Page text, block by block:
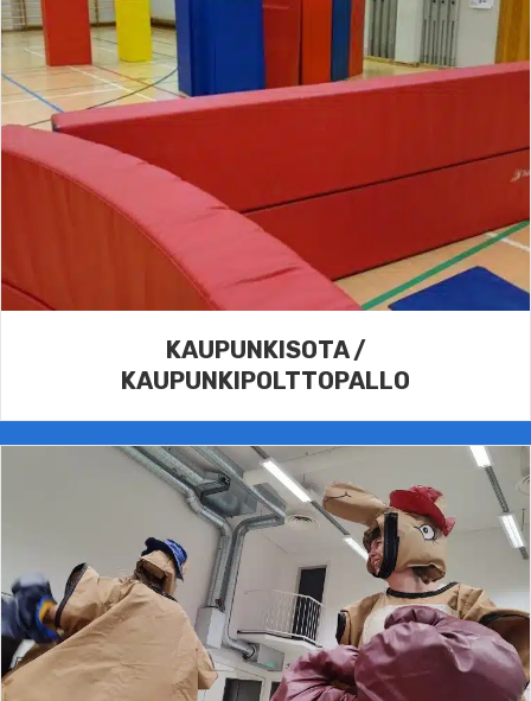
KAUPUNKISOTA /
KAUPUNKIPOLTTOPALLO